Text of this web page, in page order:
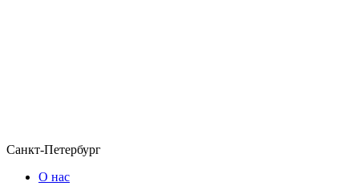
Санкт-Петербург
О нас